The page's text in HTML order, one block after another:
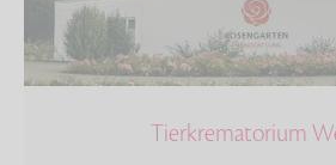
Tierkrematorium